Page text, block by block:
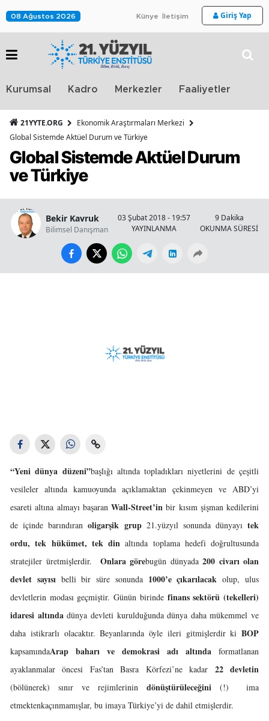
08 Ağustos 2026 Künye İletişim Giriş Yap
Kurumsal Kadro Merkezler Faaliyetler
21YYTE.ORG
Ekonomik Araştırmaları Merkezi
Global Sistemde Aktüel Durum ve Türkiye
Global Sistemde Aktüel Durum
ve Türkiye
Bekir Kavruk
Bilimsel Danışman
03 Şubat 2018 - 19:57
YAYINLANMA
9 Dakika
OKUNMA SÜRESİ
“Yeni dünya düzeni”başlığı altında topladıkları niyetlerini de çeşitli
vesileler altında kamuoyunda açıklamaktan çekinmeyen ve ABD’yi
esareti altına almayı başaran Wall-Street’in bir kısım şişman kedilerini
de içinde barındıranoligarşik grup21.yüzyıl sonunda dünyayı tek
ordu, tek hükümet, tek dinaltında toplama hedefi doğrultusunda
stratejiler üretmişlerdir. Onlara görebugün dünyada 200 civarı olan
devlet sayısıbelli bir süre sonunda 1000’e çıkarılacak olup, ulus
devletlerin modası geçmiştir. Günün birinde finans sektörü (tekelleri)
idaresi altındadünya devleti kurulduğunda dünya daha mükemmel ve
daha istikrarlı olacaktır. Beyanlarında öyle ileri gitmişlerdir ki BOP
kapsamındaArap baharı ve demokrasi adı altında formatlanan
ayaklanmalar öncesi Fas’tan Basra Körfezi’ne kadar 22 devletin
(bölünerek) sınır ve rejimlerinin dönüştürüleceğini (!) ima
etmektenkaçınmamışlar, bu imaya Türkiye’yi de dahil etmişlerdir.